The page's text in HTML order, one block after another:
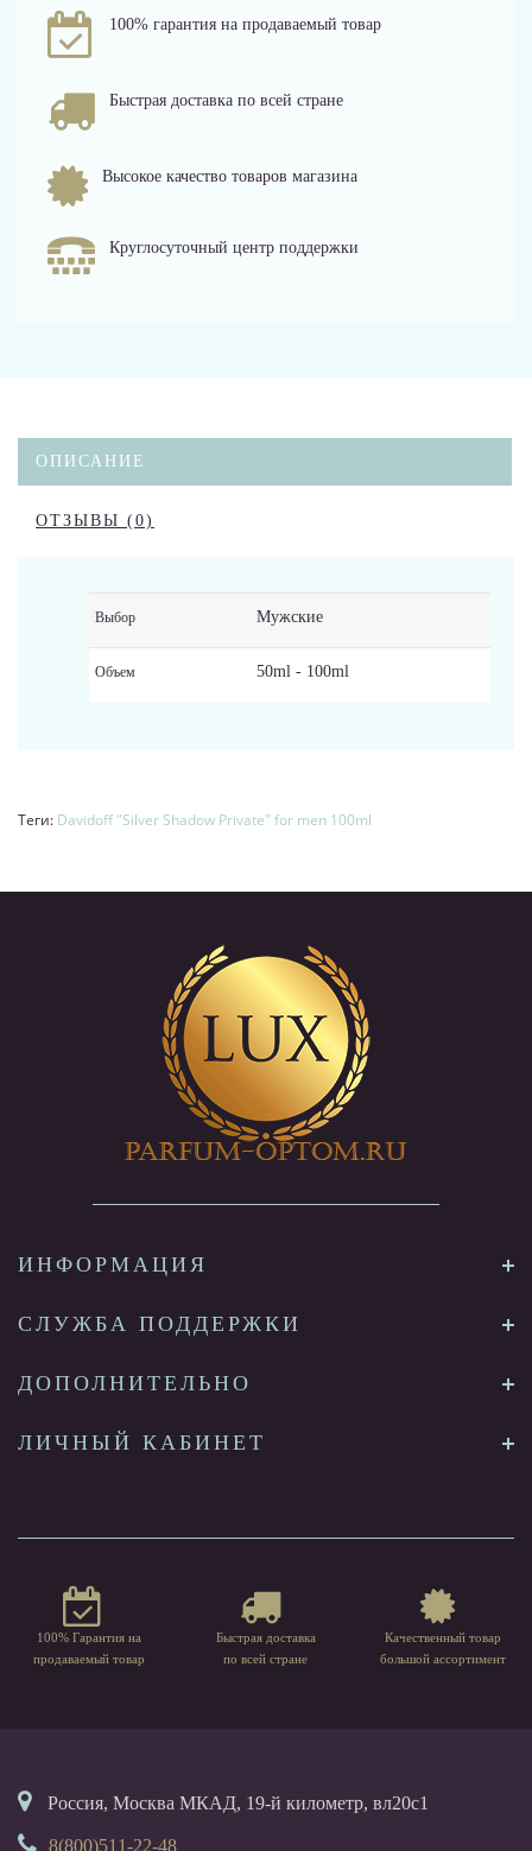
100% гарантия на продаваемый товар
Быстрая доставка по всей стране
Высокое качество товаров магазина
Круглосуточный центр поддержки
ОПИСАНИЕ
ОТЗЫВЫ (0)
Выбор Мужские
Объем 50ml - 100ml
Теги: Davidoff "Silver Shadow Private" for men 100ml
ИНФОРМАЦИЯ
СЛУЖБА ПОДДЕРЖКИ
ДОПОЛНИТЕЛЬНО
ЛИЧНЫЙ КАБИНЕТ
100% Гарантия на
продаваемый товар
Быстрая доставка
по всей стране
Качественный товар
большой ассортимент
Россия, Москва МКАД, 19-й километр, вл20с1
8(800)511-22-48